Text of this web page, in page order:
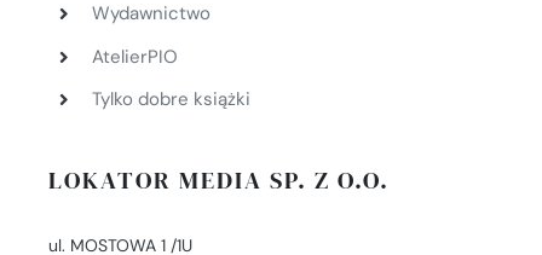
Wydawnictwo
AtelierPIO
Tylko dobre książki
LOKATOR MEDIA SP. Z O.O.
ul. MOSTOWA 1 /1U